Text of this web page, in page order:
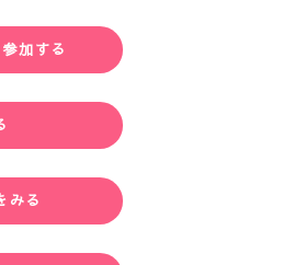
加する
みる